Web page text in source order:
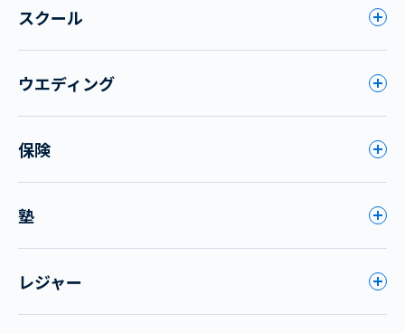
スクール
ウエディング
保険
塾
レジャー